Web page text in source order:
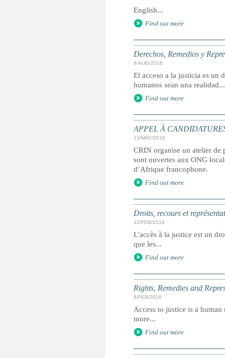
English...
Find out more
Derechos, Remedios y
9/AUG/2016
El acceso a la justicia es un
humanos sean una realidad...
Find out more
APPEL À
13/MAY/2016
CRIN organise un atelier de
sont ouvertes aux ONG
d’Afrique francophone.
Find out more
Droits, recours et
12/FEB/2016
L'accès à la justice est un
que les...
Find out more
Rights, Remedies and
8/FEB/2016
Access to justice is a
more...
Find out more